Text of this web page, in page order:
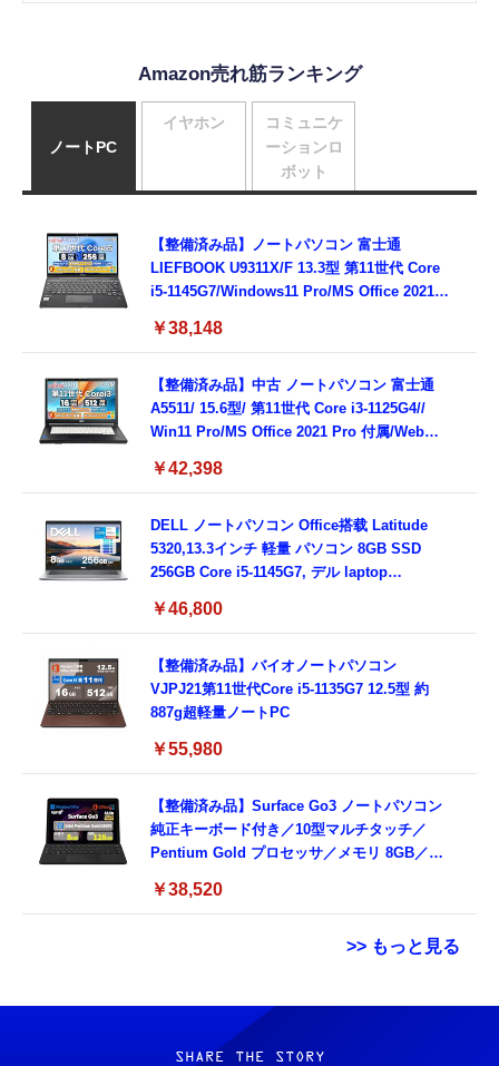
Amazon売れ筋ランキング
ノートPC
【整備済み品】ノートパソコン 富士通
LIEFBOOK U9311X/F 13.3型 第11世代 Core
i5-1145G7/Windows11 Pro/MS Office 2021搭
Type-C/360度回転対応/有線静音マウス付
8GB,SSD256GB)
￥38,148
【整備済み品】中古 ノートパソコン 富士通
A5511/ 15.6型/ 第11世代 Core i3-1125G4//
Win11 Pro/MS Office 2021 Pro 付属/Webカ
3.0)/ 有線静音マウス付属/ 180日保証（メモリ
￥42,398
DELL ノートパソコン Office搭载 Latitude
5320,13.3インチ 軽量 パソコン 8GB SSD
256GB Core i5-1145G7, デル laptop
ド付き (整備済み品)
￥46,800
【整備済み品】バイオノートパソコン
VJPJ21第11世代Core i5-1135G7 12.5型 約
887g超軽量ノートPC
￥55,980
【整備済み品】Surface Go3 ノートパソコン
純正キーボード付き／10型マルチタッチ／
Pentium Gold プロセッサ／メモリ 8GB／
Bluetooth5.0／USB-C／1080p顔認証カメラ
￥38,520
>> もっと見る
イヤホン
Grithope イヤホン タイプC【2026新モデル
耐久性】 有線イヤホン マイク付き HiFi音質
ノイズ低減 重低音 遅延なし
コミュニケ
ーションロ
ボット
霊界コミュニケーションロボット BAKETAN
WARASHI ばけたん ワラシ 改 KAI
SHARE THE STORY